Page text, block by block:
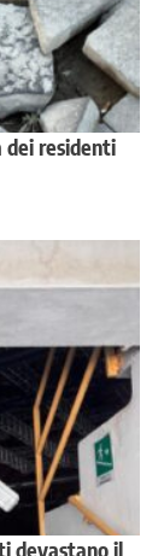
dei residenti
devastano il